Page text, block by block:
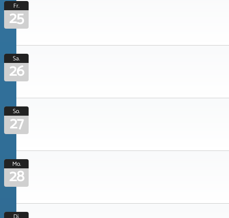
Fr.
25
Sa.
26
So.
27
Mo.
28